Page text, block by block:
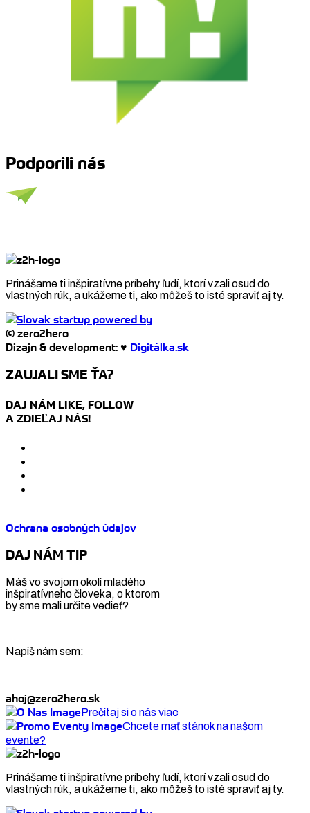
Podporili nás
Prinášame ti inšpiratívne príbehy ľudí, ktorí vzali osud do
vlastných rúk, a ukážeme ti, ako môžeš to isté spraviť aj ty.
© zero2hero
Dizajn & development: ♥ Digitálka.sk
ZAUJALI SME ŤA?
DAJ NÁM LIKE, FOLLOW
A ZDIEĽAJ NÁS!
Ochrana osobných údajov
DAJ NÁM TIP
Máš vo svojom okolí mladého
inšpiratívneho človeka, o ktorom
by sme mali určite vedieť?
Napíš nám sem:
ahoj@zero2hero.sk
Prečítaj si o nás viac
Chcete mať stánok na našom
evente?
Prinášame ti inšpiratívne príbehy ľudí, ktorí vzali osud do
vlastných rúk, a ukážeme ti, ako môžeš to isté spraviť aj ty.